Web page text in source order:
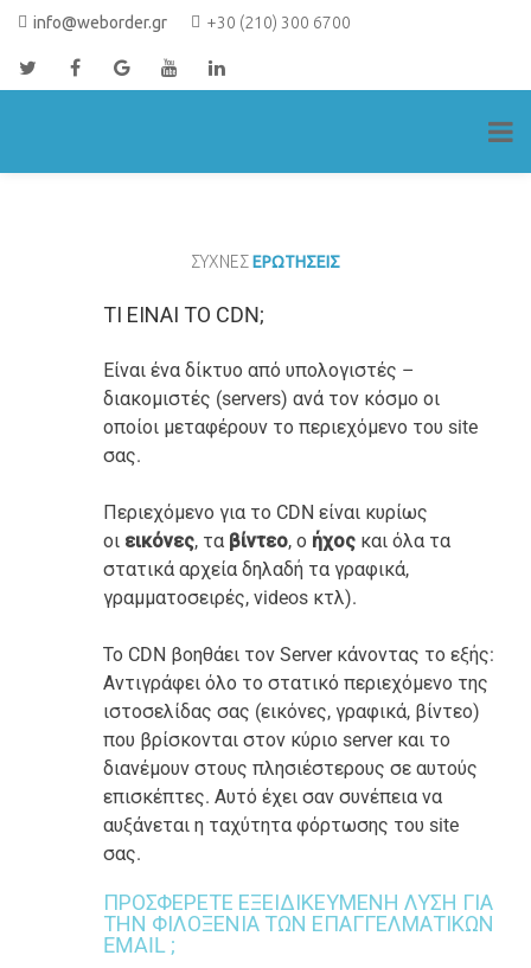
info@weborder.gr +30 (210) 300 6700
content
ΣΥΧΝΕΣΕΡΩΤΗΣΕΙΣ
ΤΙ ΕΊΝΑΙ ΤΟ CDN;
Είναι ένα δίκτυο από υπολογιστές –
διακομιστές (servers) ανά τον κόσμο οι
οποίοι μεταφέρουν το περιεχόμενο του site
σας.
Περιεχόμενο για το CDN είναι κυρίως
οι εικόνες, τα βίντεο, ο ήχοςκαι όλα τα
στατικά αρχεία δηλαδή τα γραφικά,
γραμματοσειρές, videos κτλ).
Το CDN βοηθάει τον Server κάνοντας το εξής:
Αντιγράφει όλο το στατικό περιεχόμενο της
ιστοσελίδας σας (εικόνες, γραφικά, βίντεο)
που βρίσκονται στον κύριο server και το
διανέμουν στους πλησιέστερους σε αυτούς
επισκέπτες. Αυτό έχει σαν συνέπεια να
αυξάνεται η ταχύτητα φόρτωσης του site
σας.
ΠΡΟΣΦΈΡΕΤΕ ΕΞΕΙΔΙΚΕΥΜΈΝΗ ΛΎΣΗ ΓΙΑ
ΤΗΝ ΦΙΛΟΞΕΝΊΑ ΤΩΝ ΕΠΑΓΓΕΛΜΑΤΙΚΏΝ
EMAIL ;